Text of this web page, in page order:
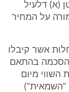
(א) דלעיל
על המחיר
אשר קיבלו
בהתאם
השווי מיום
"השמאית")